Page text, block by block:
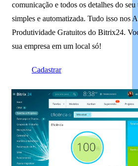
comunicação e todos os detalhes do
simples e automatizada. Tudo isso nos
Produtividade Gratuitos do Bitrix24.
sua empresa em um local só!
Cadastrar